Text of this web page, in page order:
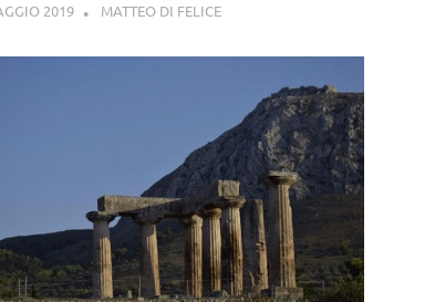
2019 MATTEO DI FELICE